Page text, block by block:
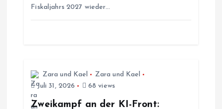
Fiskaljahrs 2027 wieder…
Zara und Kael
Zara und Kael
Juli 31, 2026
68 views
Zweikampf an der KI-Front: